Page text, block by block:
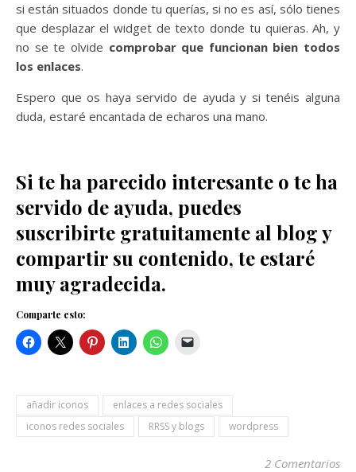
si están situados donde tu querías, si no es así, sólo tienes
que desplazar el widget de texto donde tu quieras. Ah, y
no se te olvide comprobar que funcionan bien todos
los enlaces.
Espero que os haya servido de ayuda y si tenéis alguna
duda, estaré encantada de echaros una mano.
Si te ha parecido interesante o te ha
servido de ayuda, puedes
suscribirte gratuitamente al blog y
compartir su contenido, te estaré
muy agradecida.
Comparte esto:
añadir iconos
enlaces a redes sociales
iconos redes sociales
RRSS y blogs wordpress
2 Comentarios